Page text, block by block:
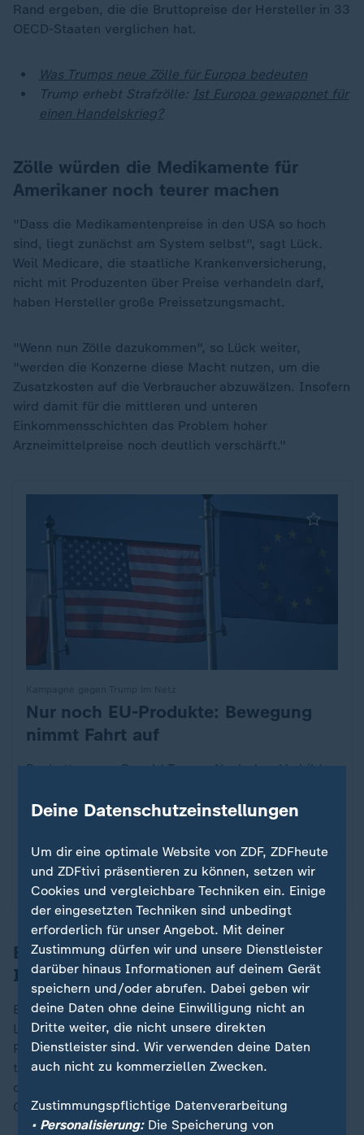
Rand ergeben, die die Bruttopreise der Hersteller in 33
OECD-Staaten verglichen hat.
Was Trumps neue Zölle für Europa bedeuten
Trump erhebt Strafzölle: Ist Europa gewappnet für
einen Handelskrieg?
Zölle würden die Medikamente für
Amerikaner noch teurer machen
"Dass die Medikamentenpreise in den USA so hoch
sind, liegt zunächst am System selbst", sagt Lück.
Weil Medicare, die staatliche Krankenversicherung,
nicht mit Produzenten über Preise verhandeln darf,
haben Hersteller große Preissetzungsmacht.
"Wenn nun Zölle dazukommen", so Lück weiter,
"werden die Konzerne diese Macht nutzen, um die
Zusatzkosten auf die Verbraucher abzuwälzen. Insofern
wird damit für die mittleren und unteren
Einkommensschichten das Problem hoher
Arzneimittelpreise noch deutlich verschärft."
:Nur noch EU-Produkte: Bewegung
nimmt Fahrt auf
Boykott wegen Donald Trump: Nach dem Vorbild
Europa eine Kampagne, um auf Produkte aus den
von Nils Metzger
mit Video 2:08
Besonders betroffen Boehringer
Ingelheim
Eine Logik hinter diesen Zollandrohungen gibt es für
Lück nicht, gleichwohl könnte es für einige deutsche
Pharmaunternehmen unangenehm werden. Besonders
treffen dürfte es Boehringer Ingelheim. 2023 machte
das Unternehmen gut 40 Prozent seines
Gesamtumsatzes in den USA.
Deine Datenschutzeinstellungen
Um dir eine optimale Website von ZDF, ZDFheute
und ZDFtivi präsentieren zu können, setzen wir
Cookies und vergleichbare Techniken ein. Einige
der eingesetzten Techniken sind unbedingt
erforderlich für unser Angebot. Mit deiner
Zustimmung dürfen wir und unsere Dienstleister
darüber hinaus Informationen auf deinem Gerät
speichern und/oder abrufen. Dabei geben wir
deine Daten ohne deine Einwilligung nicht an
Dritte weiter, die nicht unsere direkten
Dienstleister sind. Wir verwenden deine Daten
auch nicht zu kommerziellen Zwecken.
Zustimmungspflichtige Datenverarbeitung
• Personalisierung:Die Speicherung von